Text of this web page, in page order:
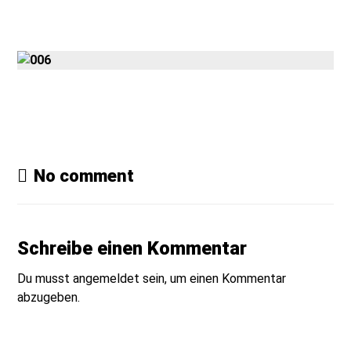
No comment
Schreibe einen Kommentar
Du musstangemeldet sein, um einen Kommentar
abzugeben.